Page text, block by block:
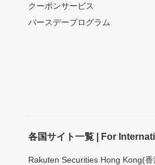
クーポンサービス
バースデープログラム
各国サイト一覧 | For
Rakuten Securities Hong Kong(香